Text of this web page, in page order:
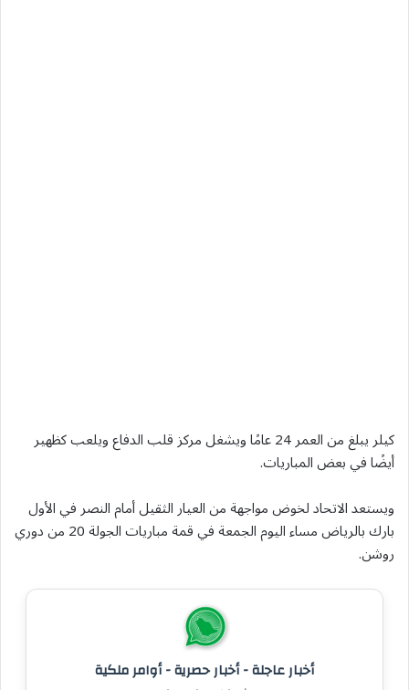
كيلر يبلغ من العمر 24 عامًا ويشغل مركز قلب الدفاع ويلعب كظهير
أيضًا في بعض المباريات.
ويستعد الاتحاد لخوض مواجهة من العيار الثقيل أمام النصر في الأول
بارك بالرياض مساء اليوم الجمعة في قمة مباريات الجولة 20 من دوري
روشن.
أخبار عاجلة - أخبار حصرية - أوامر ملكية